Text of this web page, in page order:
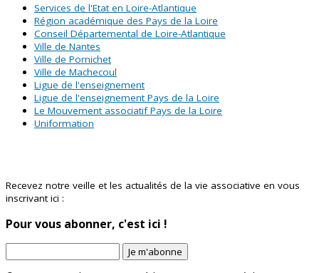
Services de l'Etat en Loire-Atlantique
Région académique des Pays de la Loire
Conseil Départemental de Loire-Atlantique
Ville de Nantes
Ville de Pornichet
Ville de Machecoul
Ligue de l'enseignement
Ligue de l'enseignement Pays de la Loire
Le Mouvement associatif Pays de la Loire
Uniformation
Recevez notre veille et les actualités de la vie associative en vous
inscrivant ici :
Pour vous abonner, c'est ici !
Je m'abonne